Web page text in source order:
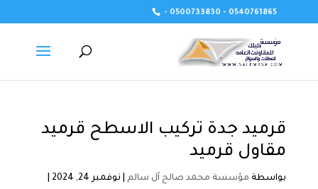
- 0500733830 - 0540761865
قرميد جدة تركيب الاسطح قرميد
مقاول قرميد
بواسطة مؤسسة محمد صالح آل سالم| نوفمبر 24, 2024